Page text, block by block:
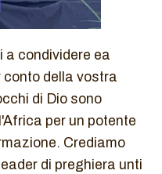
a condividere ea
conto della vostra
di Dio sono
per un potente
Crediamo
di preghiera unti